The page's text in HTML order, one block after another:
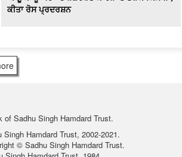
ਕੀਤਾ ਰੋਸ ਪ੍ਰਦਰਸ਼ਨ
Sadhu Singh Hamdard Trust.
Hamdard Trust, 2002-2021.
© Sadhu Singh Hamdard Trust.